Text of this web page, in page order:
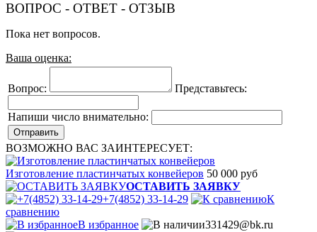
ВОПРОС - ОТВЕТ - ОТЗЫВ
Пока нет вопросов.
Ваша оценка:
Вопрос: Представьтесь:
Напиши число внимательно:
ВОЗМОЖНО ВАС ЗАИНТЕРЕСУЕТ:
Изготовление пластинчатых конвейеров 50 000 руб
ОСТАВИТЬ ЗАЯВКУ
+7(4852) 33-14-29
К
сравнению
В избранное
331429@bk.ru